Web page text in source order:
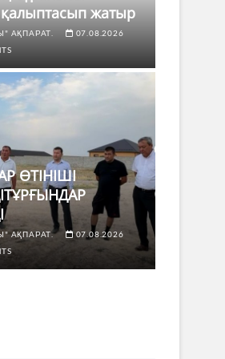
үшін не
қалыптасып жатыр
АҚПАРАТ.
07.08.2026
ӨТІНІШІ
АҚПАРАТ.
07.08.2026